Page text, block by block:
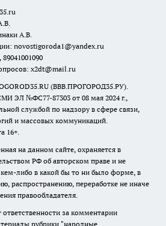
u
А.В.
novostigoroda1@yandex.ru
x2dt@mail.ru
(ВВВ.ПРОГОРОД35.РУ).
ЭЛ №ФС77-87303 от 08 мая 2024 г.,
службой по надзору в сфере связи,
и массовых коммуникаций.
16+.
на данном сайте, охраняется в
РФ об авторском праве и не
либо в какой бы то ни было форме, в
распространению, переработке не иначе
правообладателя.
ответственности за комментарии
рубрики "народные